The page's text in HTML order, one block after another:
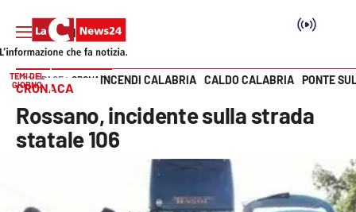
SEZIONI
Politica
Vai
TEMI DEL
GIORNO
INCENDI CALABRIA CALDO CALABRIA PONTE
HOME PAGE CRONACA
CRONACA
Rossano, incidente sulla strada
statale 106